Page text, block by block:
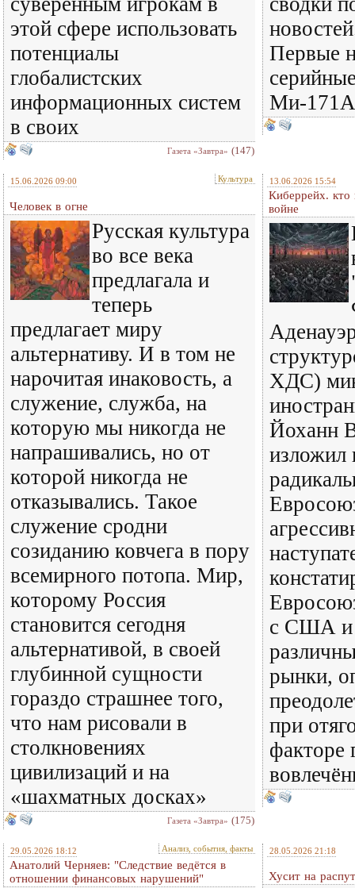
этой сфере использовать
потенциалы
глобалистских
информационных систем
в своих
Газета «Завтра» (147)
Первые
Ми-
15.06.2026 09:00 Культура
Человек в огне
Русская культура
во все века
предлагала и
теперь
предлагает миру
альтернативу. И в том не
нарочитая инаковость, а
служение, служба, на
которую мы никогда не
напрашивались, но от
которой никогда не
отказывались. Такое
служение сродни
созиданию ковчега в пору
всемирного потопа. Мир,
которому Россия
становится сегодня
альтернативой, в своей
глубинной сущности
гораздо страшнее того,
что нам рисовали в
столкновениях
цивилизаций и на
«шахматных досках»
Газета «Завтра» (175)
13.06.2026 15:54
Киберрейх. кто
войне
ХДС)
Йоханн
изложил
с США и
рынки,
при
факторе
29.05.2026 18:12 Анализ, события, факты
Анатолий Черняев: "Следствие ведётся в
отношении финансовых нарушений"
28.05.2026 21:18
Хусит на